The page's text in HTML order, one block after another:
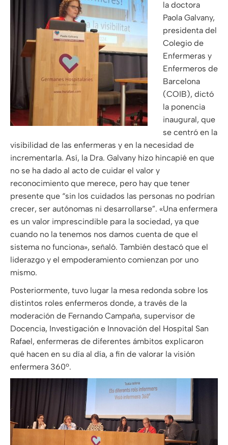
la doctora
Paola Galvany,
presidenta del
Colegio de
Enfermeras y
Enfermeros de
Barcelona
(COIB), dictó
la ponencia
inaugural, que
se centró en la
visibilidad de las enfermeras y en la necesidad de
incrementarla. Así, la Dra. Galvany hizo hincapié en que
no se ha dado al acto de cuidar el valor y
reconocimiento que merece, pero hay que tener
presente que “sin los cuidados las personas no podrían
crecer, ser autónomas ni desarrollarse”. «Una enfermera
es un valor imprescindible para la sociedad, ya que
cuando no la tenemos nos damos cuenta de que el
sistema no funciona», señaló. También destacó que el
liderazgo y el empoderamiento comienzan por uno
mismo.
Posteriormente, tuvo lugar la mesa redonda sobre los
distintos roles enfermeros donde, a través de la
moderación de Fernando Campaña, supervisor de
Docencia, Investigación e Innovación del Hospital San
Rafael, enfermeras de diferentes ámbitos explicaron
qué hacen en su día al día, a fin de valorar la visión
enfermera 360º.